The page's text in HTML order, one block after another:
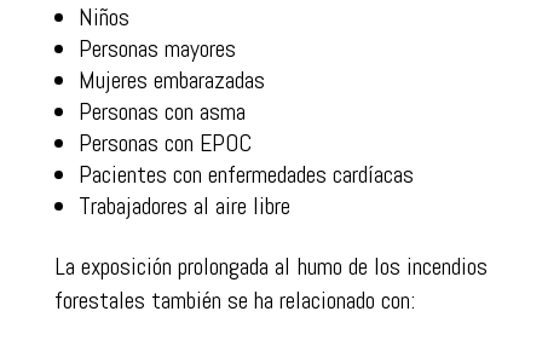
Niños
Personas mayores
Mujeres embarazadas
Personas con asma
Personas con EPOC
Pacientes con enfermedades cardíacas
Trabajadores al aire libre
La exposición prolongada al humo de los incendios
forestales también se ha relacionado con: